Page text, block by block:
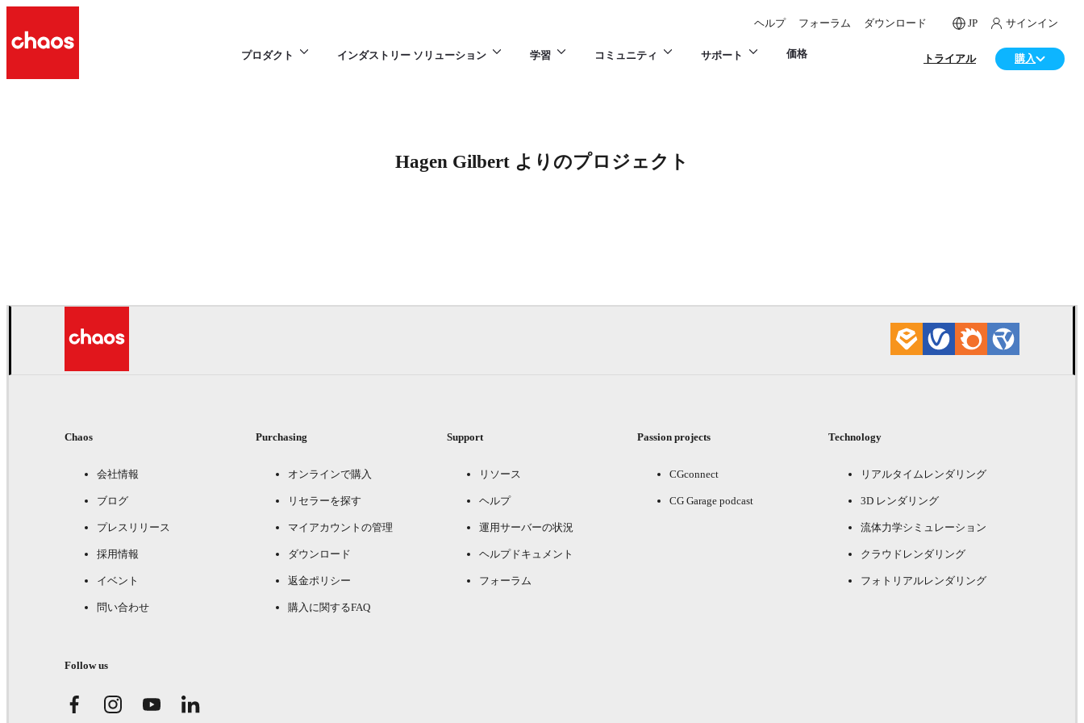
ヘルプ フォーラム ダウンロード JP サインイン
プロダクト インダストリー ソリューション 学習 コミュニティ サポート 価格 トライアル 購入
Hagen Gilbert よりのプロジェクト
Chaos
会社情報
ブログ
プレスリリース
採用情報
イベント
問い合わせ
Purchasing
オンラインで購入
リセラーを探す
マイアカウントの管理
ダウンロード
返金ポリシー
購入に関するFAQ
Support
リソース
ヘルプ
運用サーバーの状況
ヘルプドキュメント
フォーラム
Passion projects
CGconnect
CG Garage podcast
Technology
リアルタイムレンダリング
3D レンダリング
流体力学シミュレーション
クラウドレンダリング
フォトリアルレンダリング
Follow us